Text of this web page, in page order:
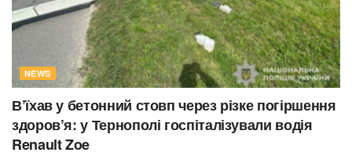
NEWS
В’їхав у бетонний стовп через різке погіршення
здоров’я: у Тернополі госпіталізували водія
Renault Zoe